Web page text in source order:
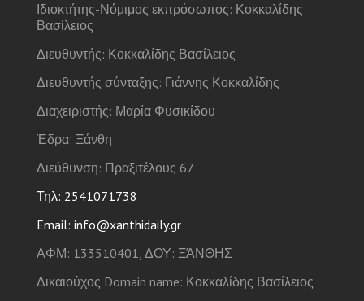
Ιδιοκτήτης-Νόμιμος εκπρόσωπος: Κοκκαλίδης
Βασίλειος
Διευθυντής: Κοκκαλίδης Βασίλειος
Διευθυντής σύνταξης: Γιάννης Κοκκαλίδης
Διαχειριστής: Μαρία Φυσικίδου
Έδρα: Ξάνθη
Διεύθυνση: Πραξιτέλους 67
Τηλ: 2541071738
Email: info@xanthidaily.gr
ΑΦΜ: 133510401, ΔΟΥ: ΞΆΝΘΗΣ
Δικαιούχος Domain name: Κοκκαλίδης Βασίλειος